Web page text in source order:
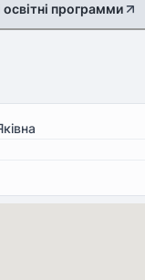
освітні программи